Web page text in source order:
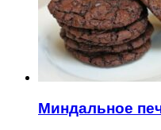
Миндальное